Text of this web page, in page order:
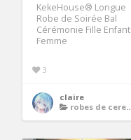
KekeHouse® Longue
Robe de Soirée Bal
Cérémonie Fille Enfant
Femme
3
claire
robes de ceremonie enfants